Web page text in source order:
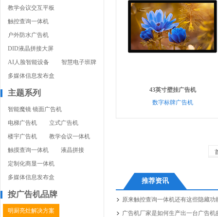
教学会议交互平板
触控查询一体机
户外防水广告机
DID液晶拼接大屏
AI人脸智能设备
智慧电子班牌
多媒体信息发布盒
主题系列
智能魔镜 镜面广告机
电梯广告机
立式广告机
楼宇广告机
教学会议一体机
触摸查询一体机
液晶拼接
定制化商显一体机
多媒体信息发布盒
按广告机品牌
明厨亮灶解决方案
43英寸壁挂广告机
数字标牌广告机
推荐资讯
原来触控查询一体机还有这些隐藏功
广告机厂家是如何生产出一台广告机